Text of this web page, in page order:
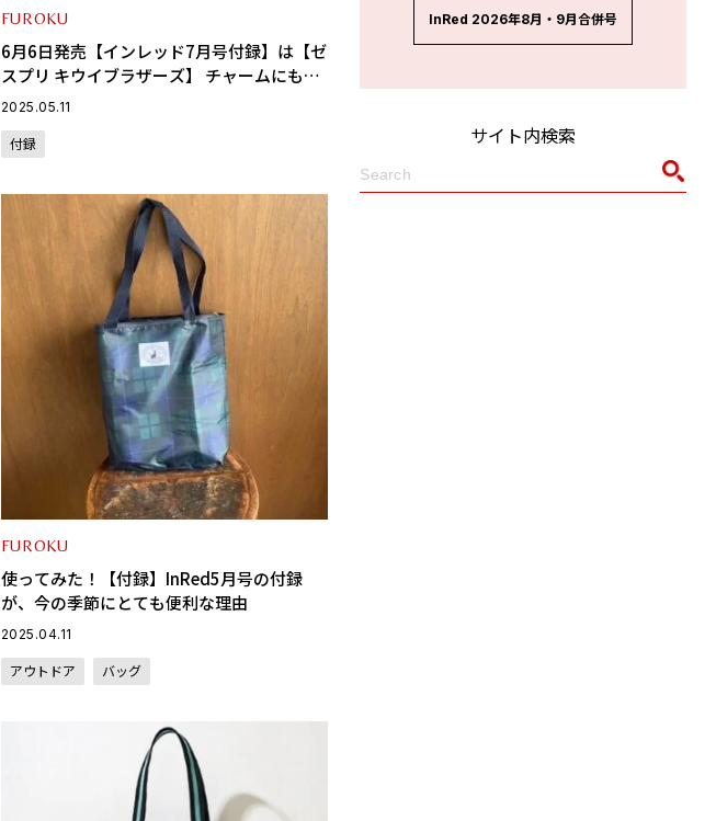
FUROKU
6月6日発売【インレッド7月号付録】は【ゼ
スプリ キウイブラザーズ】 チャームにもな
る！グリーンのぬいぐるみエコバッグ！
2025.05.11
付録
FUROKU
使ってみた！【付録】InRed5月号の付録
が、今の季節にとても便利な理由
2025.04.11
アウトドア バッグ
InRed 2026年8月・9月合併号
サイト内検索